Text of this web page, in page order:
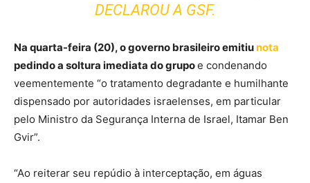
DECLAROU A GSF.
Na quarta-feira (20), o governo brasileiro emitiunota
pedindo a soltura imediata do grupoe condenando
veementemente “o tratamento degradante e humilhante
dispensado por autoridades israelenses, em particular
pelo Ministro da Segurança Interna de Israel, Itamar Ben
Gvir”.
“Ao reiterar seu repúdio à interceptação, em águas